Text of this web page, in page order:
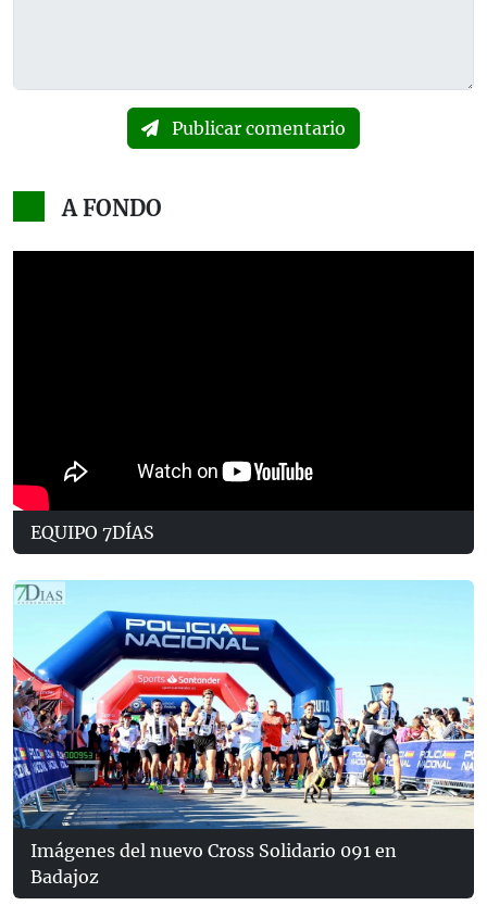
Publicar comentario
A FONDO
EQUIPO 7DÍAS
Imágenes del nuevo Cross Solidario 091 en
Badajoz